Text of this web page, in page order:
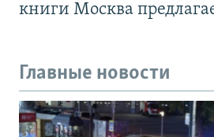
книги Москва
Главные новости